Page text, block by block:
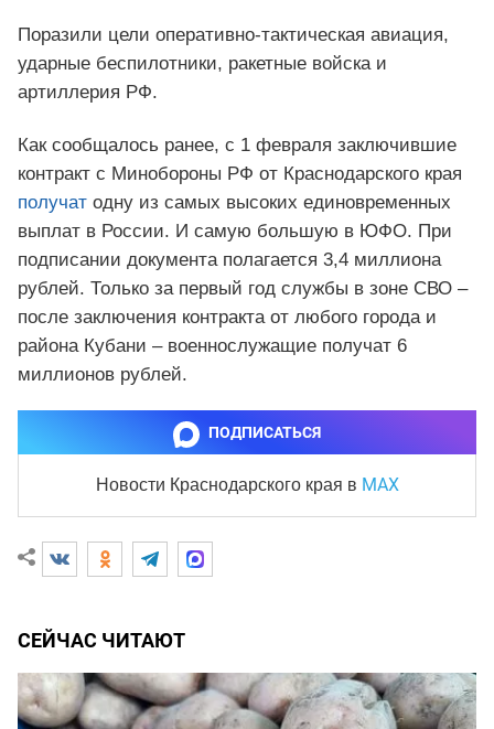
Поразили цели оперативно-тактическая авиация,
ударные беспилотники, ракетные войска и
артиллерия РФ.
Как сообщалось ранее, с 1 февраля заключившие
контракт с Минобороны РФ от Краснодарского края
получат одну из самых высоких единовременных
выплат в России. И самую большую в ЮФО. При
подписании документа полагается 3,4 миллиона
рублей. Только за первый год службы в зоне СВО –
после заключения контракта от любого города и
района Кубани – военнослужащие получат 6
миллионов рублей.
ПОДПИСАТЬСЯ
Новости Краснодарского края в MAX
СЕЙЧАС ЧИТАЮТ